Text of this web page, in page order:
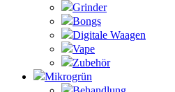
Grinder
Bongs
Digitale Waagen
Vape
Zubehör
Mikrogrün